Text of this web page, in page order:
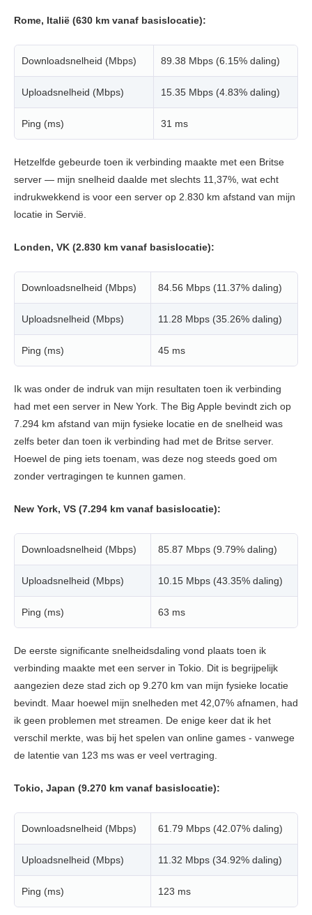
Rome, Italië (630 km vanaf basislocatie):
Downloadsnelheid (Mbps) 89.38 Mbps (6.15% daling)
Uploadsnelheid (Mbps) 15.35 Mbps (4.83% daling)
Ping (ms) 31 ms
Hetzelfde gebeurde toen ik verbinding maakte met een Britse
server — mijn snelheid daalde met slechts 11,37%, wat echt
indrukwekkend is voor een server op 2.830 km afstand van mijn
locatie in Servië.
Londen, VK (2.830 km vanaf basislocatie):
Downloadsnelheid (Mbps) 84.56 Mbps (11.37% daling)
Uploadsnelheid (Mbps) 11.28 Mbps (35.26% daling)
Ping (ms) 45 ms
Ik was onder de indruk van mijn resultaten toen ik verbinding
had met een server in New York. The Big Apple bevindt zich op
7.294 km afstand van mijn fysieke locatie en de snelheid was
zelfs beter dan toen ik verbinding had met de Britse server.
Hoewel de ping iets toenam, was deze nog steeds goed om
zonder vertragingen te kunnen gamen.
New York, VS (7.294 km vanaf basislocatie):
Downloadsnelheid (Mbps) 85.87 Mbps (9.79% daling)
Uploadsnelheid (Mbps) 10.15 Mbps (43.35% daling)
Ping (ms) 63 ms
De eerste significante snelheidsdaling vond plaats toen ik
verbinding maakte met een server in Tokio. Dit is begrijpelijk
aangezien deze stad zich op 9.270 km van mijn fysieke locatie
bevindt. Maar hoewel mijn snelheden met 42,07% afnamen, had
ik geen problemen met streamen. De enige keer dat ik het
verschil merkte, was bij het spelen van online games - vanwege
de latentie van 123 ms was er veel vertraging.
Tokio, Japan (9.270 km vanaf basislocatie):
Downloadsnelheid (Mbps) 61.79 Mbps (42.07% daling)
Uploadsnelheid (Mbps) 11.32 Mbps (34.92% daling)
Ping (ms) 123 ms